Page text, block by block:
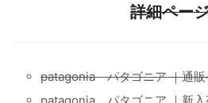
詳細ペー
patagonia パタゴニア ｜通販